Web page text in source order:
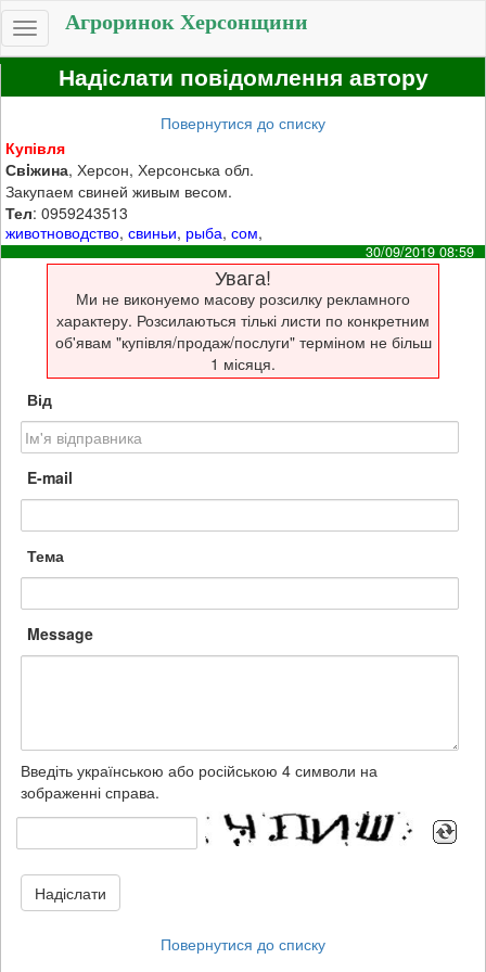
Toggle
navigation
Агроринок Херсонщини
Надіслати повідомлення автору
Повернутися до списку
Купівля
Свiжина, Херсон, Херсонська обл.
Закупаем свиней живым весом.
Тел: 0959243513
животноводство,свиньи, рыба,сом,
30/09/2019 08:59
Увага!
Ми не виконуемо масову розсилку рекламного
характеру. Розсилаються тількі листи по конкретним
об'явам "купівля/продаж/послуги" терміном не більш
1 місяця.
Від
E-mail
Тема
Message
Введіть українською або російською 4 символи на
зображенні справа.
Надіслати
Повернутися до списку